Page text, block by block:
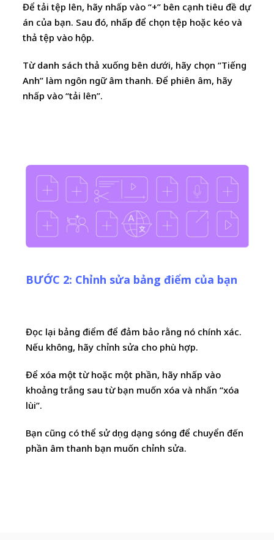
Để tải tệp lên, hãy nhấp vào “+” bên cạnh tiêu đề dự
án của bạn. Sau đó, nhấp để chọn tệp hoặc kéo và
thả tệp vào hộp.
Từ danh sách thả xuống bên dưới, hãy chọn “Tiếng
Anh” làm ngôn ngữ âm thanh. Để phiên âm, hãy
nhấp vào “tải lên”.
BƯỚC 2: Chỉnh sửa bảng điểm của bạn
Đọc lại bảng điểm để đảm bảo rằng nó chính xác.
Nếu không, hãy chỉnh sửa cho phù hợp.
Để xóa một từ hoặc một phần, hãy nhấp vào
khoảng trắng sau từ bạn muốn xóa và nhấn “xóa
lùi”.
Bạn cũng có thể sử dụng dạng sóng để chuyển đến
phần âm thanh bạn muốn chỉnh sửa.